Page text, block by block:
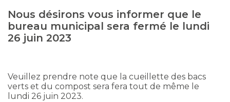
Nous désirons vous informer que le
bureau municipal sera fermé le lundi
26 juin 2023
Veuillez prendre note que la cueillette des bacs
verts et du compost sera fera tout de même le
lundi 26 juin 2023.